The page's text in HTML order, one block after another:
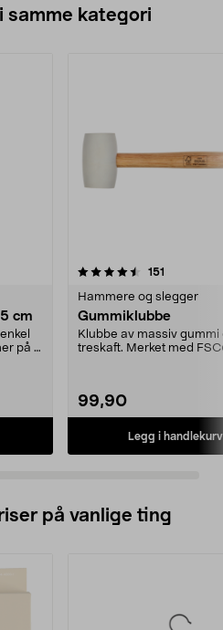
samme kategori
cm
på 8
151
Hammere og slegger
Gummiklubbe
Klubbe av massiv gummi
treskaft. Merket med
99,90
Legg i handlekurv
4.5 av 5 stjerner
på vanlige ting